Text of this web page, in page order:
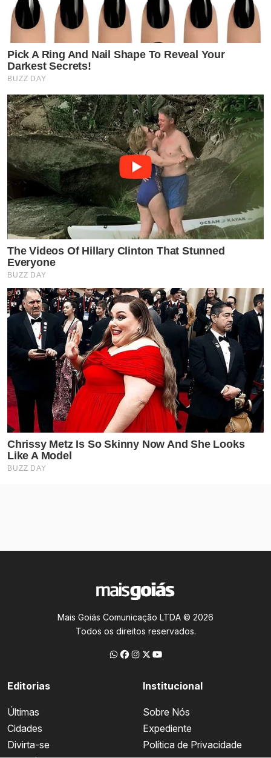
Mais Goiás Comunicação LTDA © 2026
Todos os direitos reservados.
Editorias
Últimas
Cidades
Divirta-se
Institucional
Sobre Nós
Expediente
Política de Privacidade